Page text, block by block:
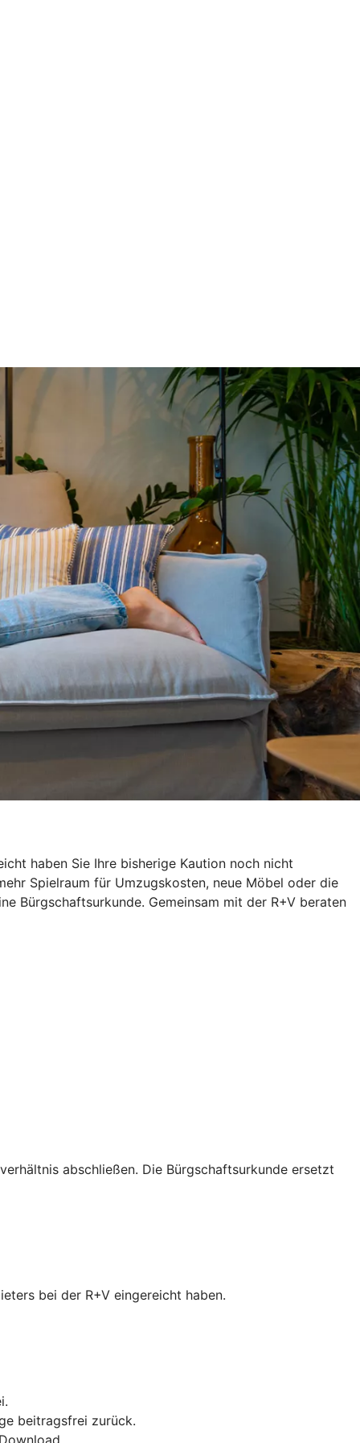
haben Sie Ihre bisherige Kaution noch nicht
Spielraum für Umzugskosten, neue Möbel oder die
Bürgschaftsurkunde. Gemeinsam mit der R+V beraten
abschließen. Die Bürgschaftsurkunde ersetzt
bei der R+V eingereicht haben.
beitragsfrei zurück.